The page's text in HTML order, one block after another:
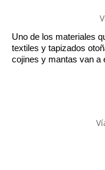
Uno de los materiales
textiles y tapizados
cojines y mantas van a